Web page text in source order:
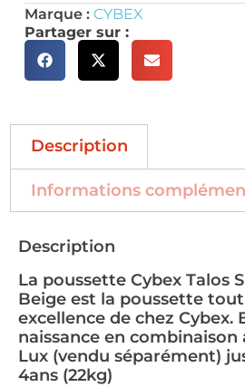
Marque : CYBEX
Partager sur :
Description
Informations
Description
La poussette Cybex Talos
Beige est la poussette
excellence de chez Cybex.
naissance en combinaison
Lux (vendu séparément)
4ans (22kg)